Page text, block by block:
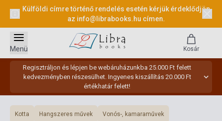
Külföldi címre történő rendelés esetén kérjük érdeklődjön
az info@librabooks.hu címen.
Regisztráljon és lépjen be webáruházunkba 25.000 Ft felett
kedvezményben részesülhet. Ingyenes kiszállítás 20.000 Ft
értékhatár felett!
Menü Kosár
Kotta Hangszeres művek Vonós-, kamaraművek